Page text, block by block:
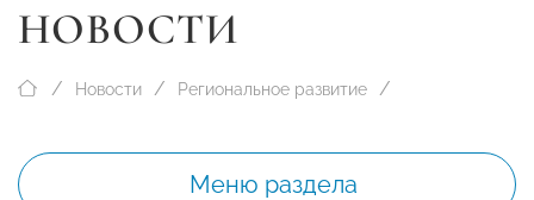
НОВОСТИ
Новости Региональное развитие
Меню раздела